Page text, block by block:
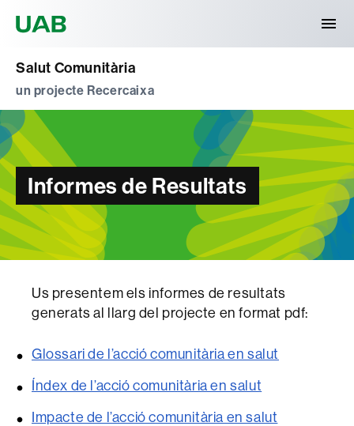
Salut Comunitària
un projecte Recercaixa
Informes de Resultats
Us presentem els informes de resultats
generats al llarg del projecte en format pdf:
Glossari de l’acció comunitària en salut
Índex de l’acció comunitària en salut
Impacte de l’acció comunitària en salut